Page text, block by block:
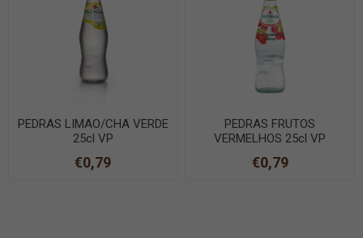
PEDRAS LIMAO/CHA VERDE
25cl VP
€0,79
PEDRAS FRUTOS
VERMELHOS 25cl VP
€0,79